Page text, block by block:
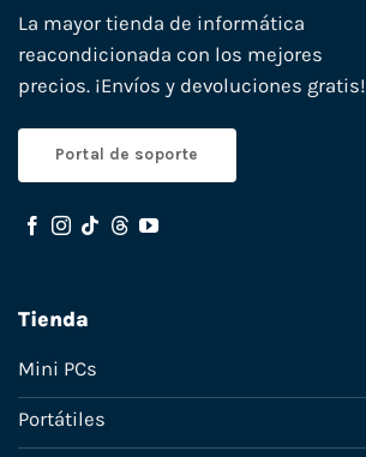
La mayor tienda de informática
reacondicionada con los mejores
precios. ¡Envíos y devoluciones gratis!
Portal de soporte
Tienda
Mini PCs
Portátiles